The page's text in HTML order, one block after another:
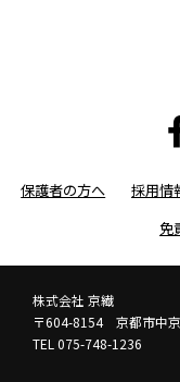
保護者の方へ 採用情
免
株式会社 京繊
〒604-8154 京都市中
TEL 075-748-1236